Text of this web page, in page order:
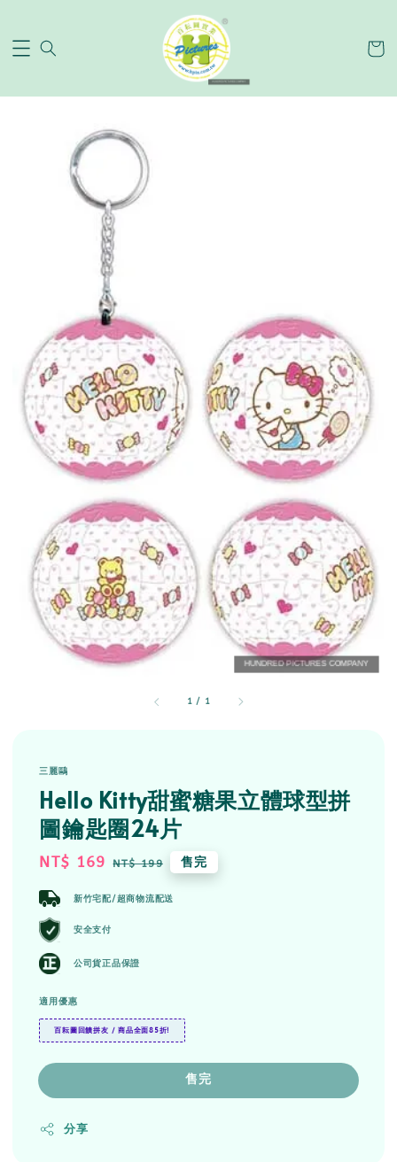
1 / 1
三麗鷗
Hello Kitty甜蜜糖果立體球型拼
圖鑰匙圈24片
Sale
NT$ 169 Regular
NT$ 199 售完
新竹宅配/超商物流配送
安全支付
公司貨正品保證
適用優惠
百耘圖回饋拼友 / 商品全面85折!
售完
分享